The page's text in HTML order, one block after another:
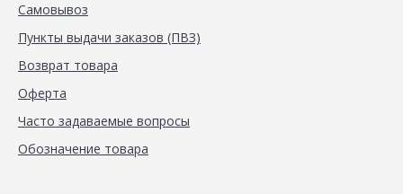
Самовывоз
Пункты выдачи заказов (ПВЗ)
Возврат товара
Оферта
Часто задаваемые вопросы
Обозначение товара